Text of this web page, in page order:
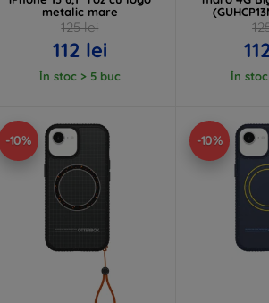
metalic mare
125 lei
112 lei
În stoc > 5 buc În
-10% -10%